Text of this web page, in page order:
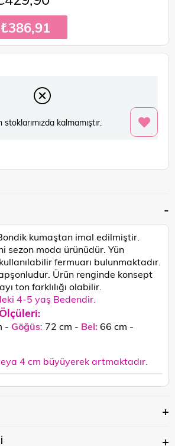
₺386,91
stoklarımızda kalmamıştır.
kumaştan imal edilmiştir.
sezon moda ürünüdür. Yün
fermuarı bulunmaktadır.
Ürün renginde konsept
ton farklılığı olabilir.
4-5 yaş Bedendir.
:
- Göğüs: 72 cm - Bel:66 cm -
4 cm büyüyerek artmaktadır.